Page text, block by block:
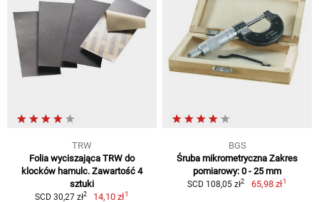
TRW
Folia wyciszająca TRW do
klocków hamulc. Zawartość 4
sztuki
SCD 30,27 zł2 14,10 zł1
BGS
Śruba mikrometryczna Zakres
pomiarowy: 0 - 25 mm
SCD 108,05 zł2 65,98 zł1